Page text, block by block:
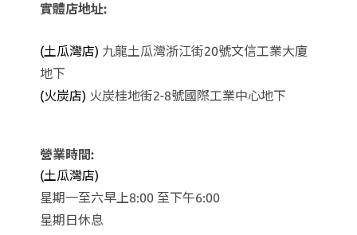
實體店地址:
(土瓜灣店) 九龍土瓜灣浙江街20號文信工業大廈
地下
(火炭店) 火炭桂地街2-8號國際工業中心地下
營業時間:
(土瓜灣店)
星期一至六早上8:00 至下午6:00
星期日休息